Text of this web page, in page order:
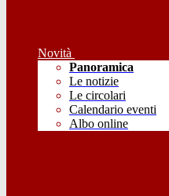
Novità
Panoramica
Le notizie
Le circolari
Calendario eventi
Albo online